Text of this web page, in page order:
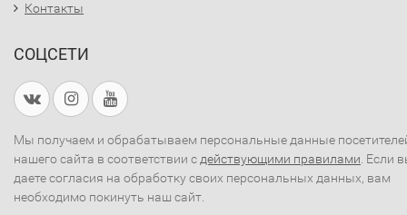
Контакты
СОЦСЕТИ
Мы получаем и обрабатываем персональные данные
нашего сайта в соответствии с действующими правилами . Если
даете согласия на обработку своих персональных данных, вам
необходимо покинуть наш сайт.